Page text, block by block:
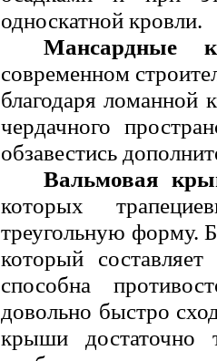
односкатной кровли.
Мансардные
современном
благодаря ломанной
чердачного
обзавестись
Вальмовая
которых
треугольную форму.
который
способна
довольно быстро
крыши достаточно